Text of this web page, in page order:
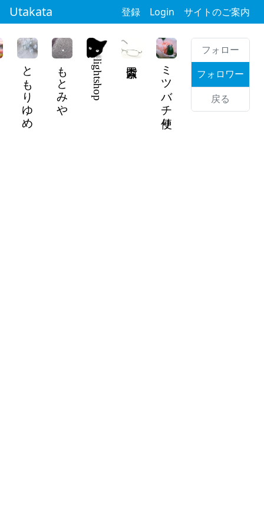
Utakata 登録 Login サイトのご案内
フォロー
フォロワー
戻る
ミツバチ便り
lightshop
もとみや
ともりゆめ